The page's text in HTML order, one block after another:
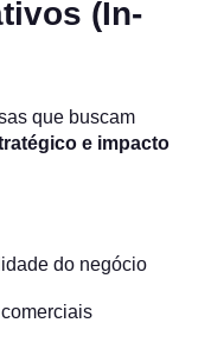
(In-
que buscam
e impacto
do negócio